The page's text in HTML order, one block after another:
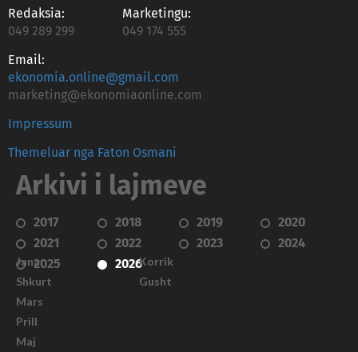
Redaksia:
049 289 299
Marketingu:
049 174 555
Email:
ekonomia.online@gmail.com
marketing@ekonomiaonline.com
Impressum
Themeluar nga Faton Osmani
Arkivi i lajmeve
2017 2018 2019
2020
2021
2022 2023
2024
2025
2026
Janar
Shkurt
Mars
Prill
Maj
Korrik
Gusht